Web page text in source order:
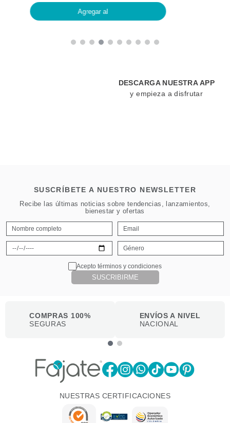
Agregar al
DESCARGA NUESTRA APP
y empieza a disfrutar
SUSCRÍBETE A NUESTRO NEWSLETTER
Recibe las últimas noticias sobre tendencias, lanzamientos,
bienestar y ofertas
Acepto términos y condiciones
SUSCRIBIRME
COMPRAS 100%
SEGURAS
ENVÍOS A NIVEL
NACIONAL
NUESTRAS CERTIFICACIONES